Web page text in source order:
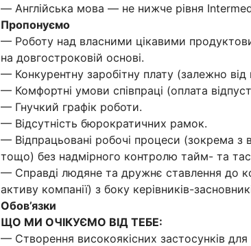
— Англійська мова — не нижче рівня
Пропонуємо
— Роботу над власними цікавими
на довгостроковій основі.
— Конкурентну заробітну плату (залежно від
— Комфортні умови співпраці (оплата
— Гнучкий графік роботи.
— Відсутність бюрократичних рамок.
— Відпрацьовані робочі процеси (зокрема
тощо) без надмірного контролю тайм- та
— Справді людяне та дружнє ставлення до
активу компанії) з боку керівників-
Обов’язки
ЩО МИ ОЧІКУЄМО ВІД ТЕБЕ:
— Створення високоякісних застосунків для